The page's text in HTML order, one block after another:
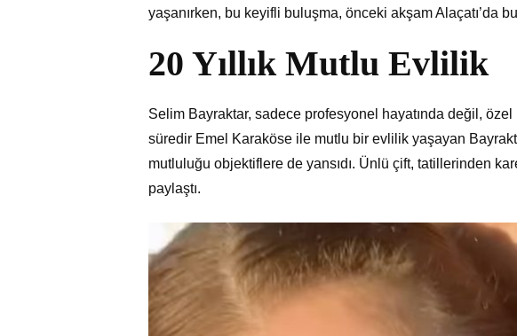
yaşanırken, bu keyifli buluşma, önceki akşam Alaçatı’da
20 Yıllık Mutlu Evlilik
Selim Bayraktar, sadece profesyonel hayatında değil, özel
süredir Emel Karaköse ile mutlu bir evlilik yaşayan
mutluluğu objektiflere de yansıdı. Ünlü çift, tatillerinden
paylaştı.